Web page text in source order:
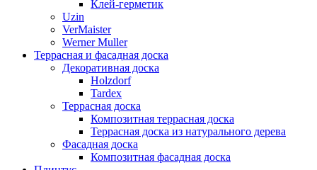
Клей-герметик
Uzin
VerMaister
Werner Muller
Террасная и фасадная доска
Декоративная доска
Holzdorf
Tardex
Террасная доска
Композитная террасная доска
Террасная доска из натурального дерева
Фасадная доска
Композитная фасадная доска